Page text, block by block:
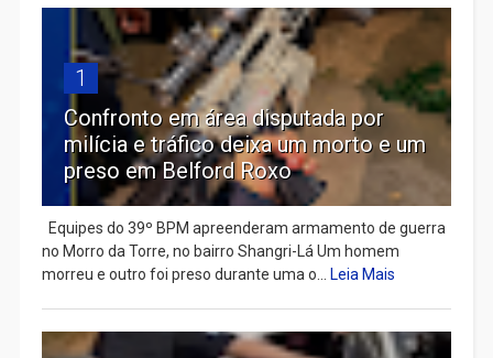
1
Confronto em área disputada por
milícia e tráfico deixa um morto e um
preso em Belford Roxo
Equipes do 39º BPM apreenderam armamento de guerra
no Morro da Torre, no bairro Shangri-Lá Um homem
morreu e outro foi preso durante uma o... Leia Mais